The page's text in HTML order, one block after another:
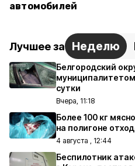
автомобилей
Лучшее за Неделю
Белгородский
сутки
Вчера, 11:18
Более 100 кг
на полигоне
4 августа , 12:44
Беспилотник